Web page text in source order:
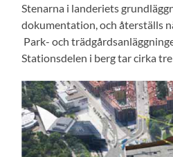
Stenarna i landeriets
dokumentation, och återställs
Park- och
Stationsdelen i berg tar cirka